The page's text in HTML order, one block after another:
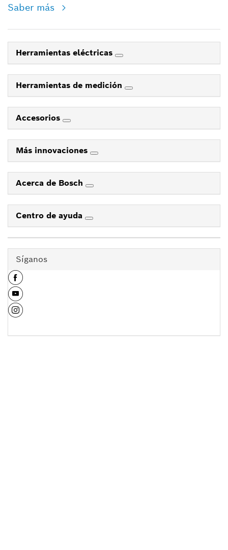
Saber más
Herramientas eléctricas
Herramientas de medición
Accesorios
Más innovaciones
Acerca de Bosch
Centro de ayuda
Síganos